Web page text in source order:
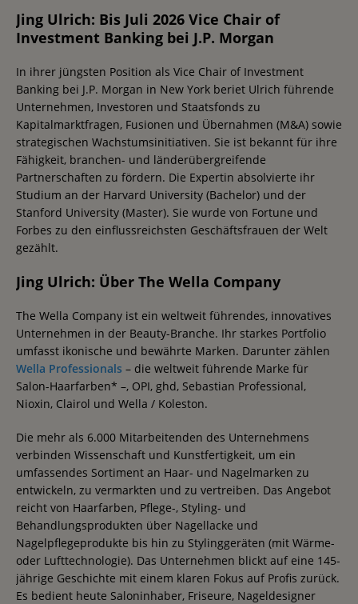
Jing Ulrich: Bis Juli 2026 Vice Chair of
Investment Banking bei J.P. Morgan
In ihrer jüngsten Position als Vice Chair of Investment
Banking bei J.P. Morgan in New York beriet Ulrich führende
Unternehmen, Investoren und Staatsfonds zu
Kapitalmarktfragen, Fusionen und Übernahmen (M&A) sowie
strategischen Wachstumsinitiativen. Sie ist bekannt für ihre
Fähigkeit, branchen- und länderübergreifende
Partnerschaften zu fördern. Die Expertin absolvierte ihr
Studium an der Harvard University (Bachelor) und der
Stanford University (Master). Sie wurde von Fortune und
Forbes zu den einflussreichsten Geschäftsfrauen der Welt
gezählt.
Jing Ulrich: Über The Wella Company
The Wella Company ist ein weltweit führendes, innovatives
Unternehmen in der Beauty-Branche. Ihr starkes Portfolio
umfasst ikonische und bewährte Marken. Darunter zählen
Wella Professionals – die weltweit führende Marke für
Salon-Haarfarben* –, OPI, ghd, Sebastian Professional,
Nioxin, Clairol und Wella / Koleston.
Die mehr als 6.000 Mitarbeitenden des Unternehmens
verbinden Wissenschaft und Kunstfertigkeit, um ein
umfassendes Sortiment an Haar- und Nagelmarken zu
entwickeln, zu vermarkten und zu vertreiben. Das Angebot
reicht von Haarfarben, Pflege-, Styling- und
Behandlungsprodukten über Nagellacke und
Nagelpflegeprodukte bis hin zu Stylinggeräten (mit Wärme-
oder Lufttechnologie). Das Unternehmen blickt auf eine 145-
jährige Geschichte mit einem klaren Fokus auf Profis zurück.
Es bedient heute Saloninhaber, Friseure, Nageldesigner